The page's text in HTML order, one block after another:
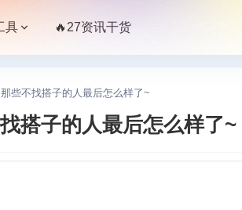
具 🔥27资讯干货
些不找搭子的人最后怎么样了~
搭子的人最后怎么样了~